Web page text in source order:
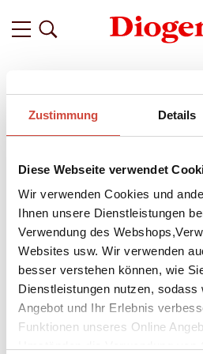
Zustimmung Details
Diese Webseite verwendet
Wir verwenden Cookies und
Ihnen unsere Dienstleistungen
Verwendung des
Websites usw. Wir verwenden
besser verstehen können, wie
Dienstleistungen nutzen, sodass
Angebot und Ihr Erlebnis
Funktionen unseres Online
Related
vor 3 Monaten
»So können
Versuchsfelder für
Denken und Fühlen
Seraina Kobler im
ihren neuen Roman
Schwalben‹